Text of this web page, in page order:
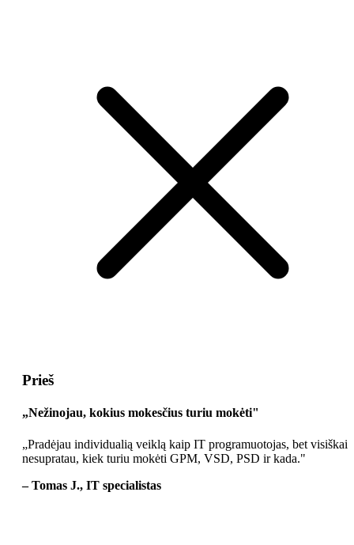
Prieš
„Nežinojau, kokius mokesčius turiu mokėti"
„Pradėjau individualią veiklą kaip IT programuotojas, bet visiškai
nesupratau, kiek turiu mokėti GPM, VSD, PSD ir kada."
– Tomas J., IT specialistas